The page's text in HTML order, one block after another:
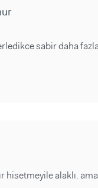
sabir daha
hisetmeyile alaklı.